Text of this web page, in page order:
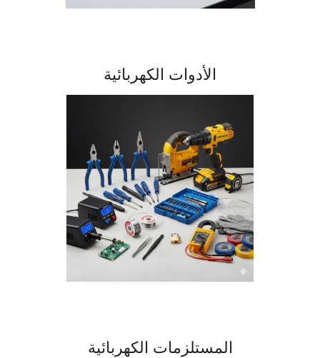
الأدوات الكهربائية
المستلزمات الكهربائية